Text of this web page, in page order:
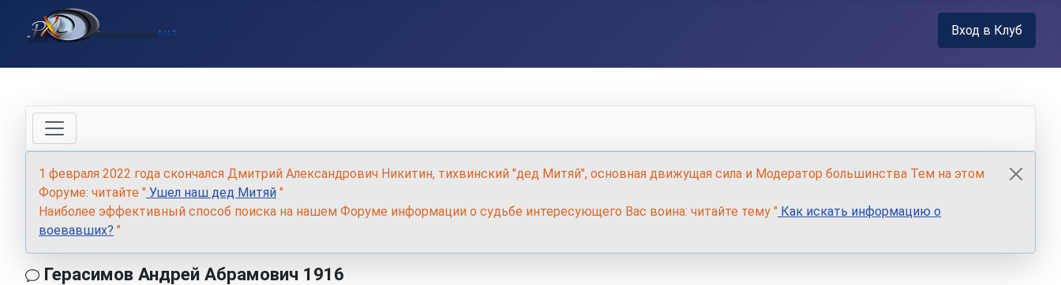
Вход в Клуб
1 февраля 2022 года скончался Дмитрий Александрович Никитин, тихвинский "дед Митяй", основная движущая сила и Модератор большинства Тем на этом
Форуме: читайте " Ушел наш дед Митяй "
Наиболее эффективный способ поиска на нашем Форуме информации о судьбе интересующего Вас воина: читайте тему " Как искать информацию о
воевавших? "
Герасимов Андрей Абрамович 1916